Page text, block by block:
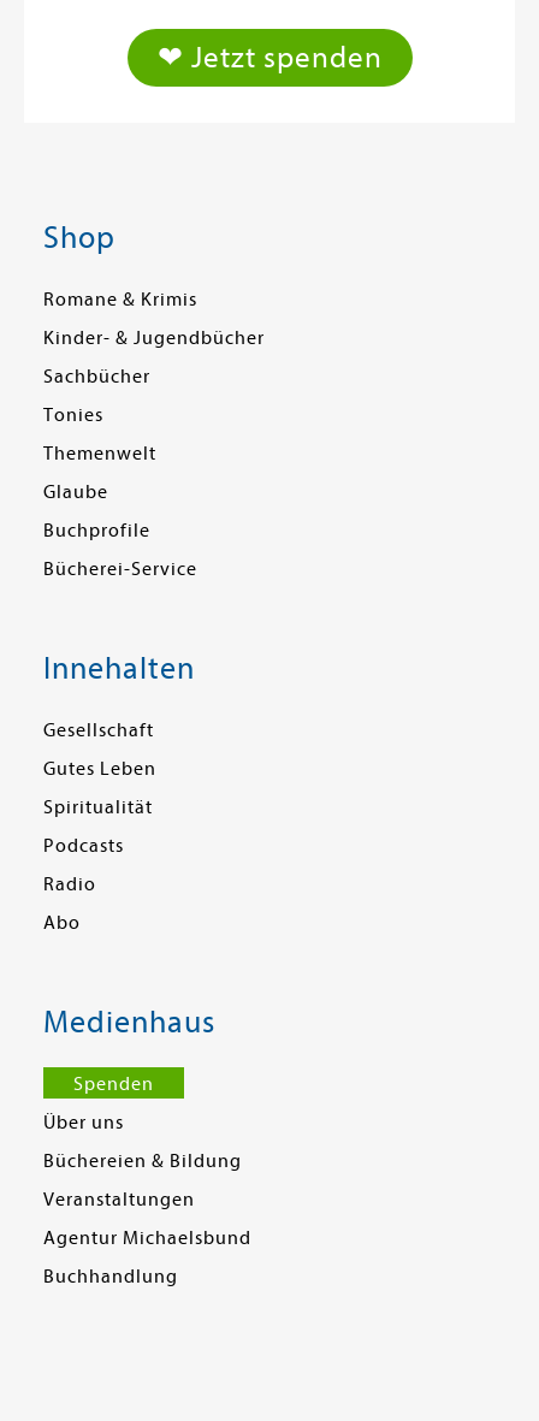
❤ Jetzt spenden
Shop
Romane & Krimis
Kinder- & Jugendbücher
Sachbücher
Tonies
Themenwelt
Glaube
Buchprofile
Bücherei-Service
Innehalten
Gesellschaft
Gutes Leben
Spiritualität
Podcasts
Radio
Abo
Medienhaus
Spenden
Über uns
Büchereien & Bildung
Veranstaltungen
Agentur Michaelsbund
Buchhandlung